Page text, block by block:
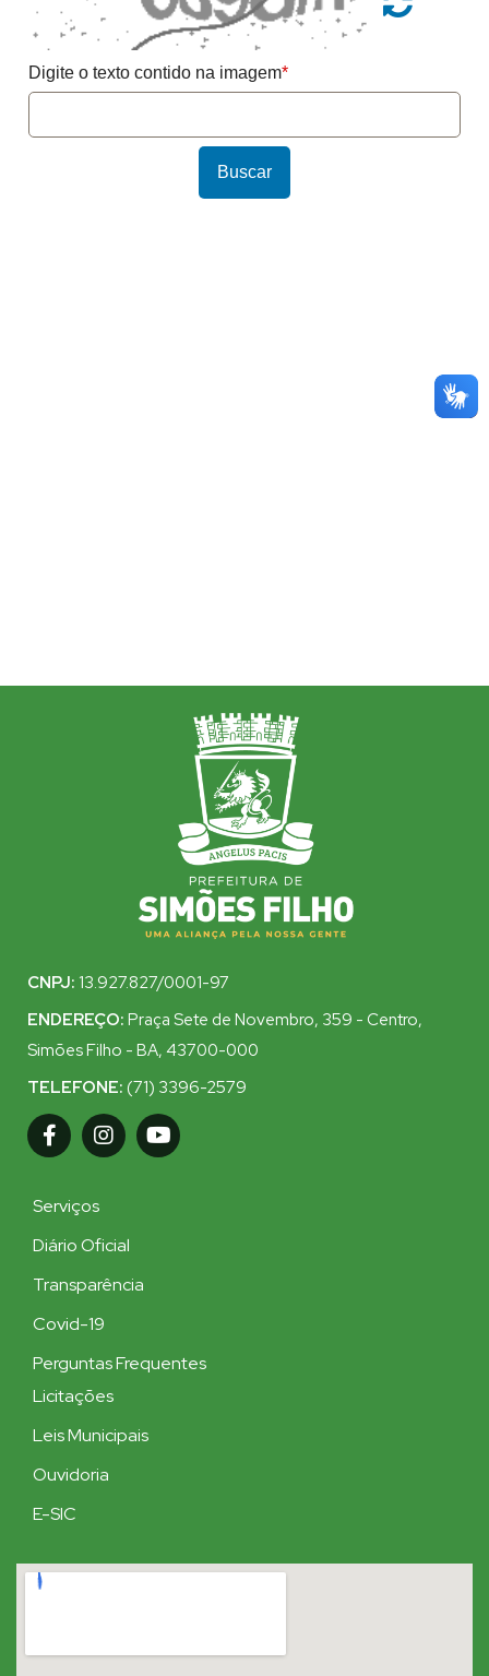
CNPJ: 13.927.827/0001-97
ENDEREÇO: Praça Sete de Novembro, 359 - Centro,
Simões Filho - BA, 43700-000
TELEFONE: (71) 3396-2579
Serviços
Diário Oficial
Transparência
Covid-19
Perguntas Frequentes
Licitações
Leis Municipais
Ouvidoria
E-SIC